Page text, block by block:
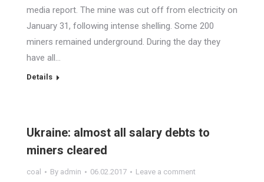
media report. The mine was cut off from electricity on
January 31, following intense shelling. Some 200
miners remained underground. During the day they
have all…
Details
Ukraine: almost all salary debts to
miners cleared
coal By admin 06.02.2017 Leave a comment